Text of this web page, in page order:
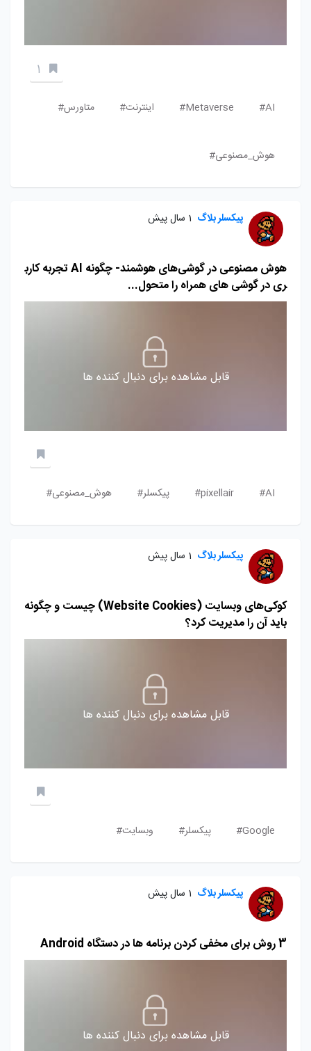
1
AI#
Metaverse# اینترنت# متاورس#
هوش_مصنوعی#
پیکسلر بلاگ 1 سال پیش
هوش مصنوعی در گوشی‌های هوشمند- چگونه AI تجربه کارب
ری در گوشی های همراه را متحول...
قابل مشاهده برای دنبال کننده ها
AI#
pixellair# پیکسلر# هوش_مصنوعی#
پیکسلر بلاگ 1 سال پیش
کوکی‌های وبسایت (Website Cookies) چیست و چگونه
باید آن را مدیریت کرد؟
قابل مشاهده برای دنبال کننده ها
Google# پیکسلر# وبسایت#
پیکسلر بلاگ 1 سال پیش
3 روش برای مخفی کردن برنامه ها در دستگاه Android
قابل مشاهده برای دنبال کننده ها